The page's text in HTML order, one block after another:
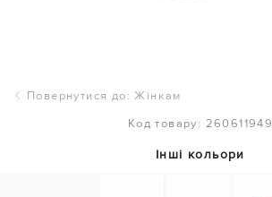
Повернутися до: Жінкам
Код товару: 260611949
Інші кольори